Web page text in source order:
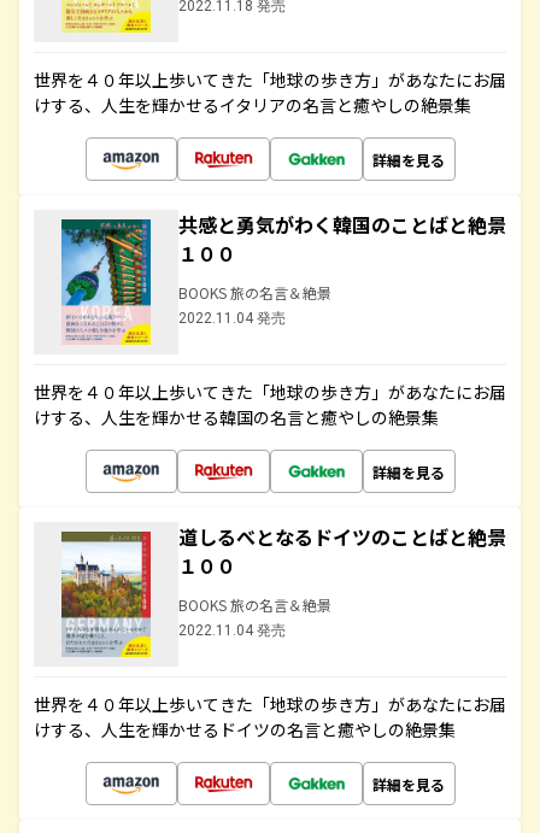
2022.11.18 発売
世界を４０年以上歩いてきた「地球の歩き方」があなたにお届
けする、人生を輝かせるイタリアの名言と癒やしの絶景集
詳細を見る
共感と勇気がわく韓国のことばと絶景
１００
BOOKS 旅の名言＆絶景
2022.11.04 発売
世界を４０年以上歩いてきた「地球の歩き方」があなたにお届
けする、人生を輝かせる韓国の名言と癒やしの絶景集
詳細を見る
道しるべとなるドイツのことばと絶景
１００
BOOKS 旅の名言＆絶景
2022.11.04 発売
世界を４０年以上歩いてきた「地球の歩き方」があなたにお届
けする、人生を輝かせるドイツの名言と癒やしの絶景集
詳細を見る